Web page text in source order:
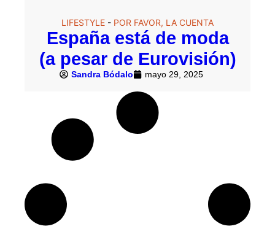
LIFESTYLE - POR FAVOR, LA CUENTA
España está de moda
(a pesar de Eurovisión)
Sandra Bódalo mayo 29, 2025